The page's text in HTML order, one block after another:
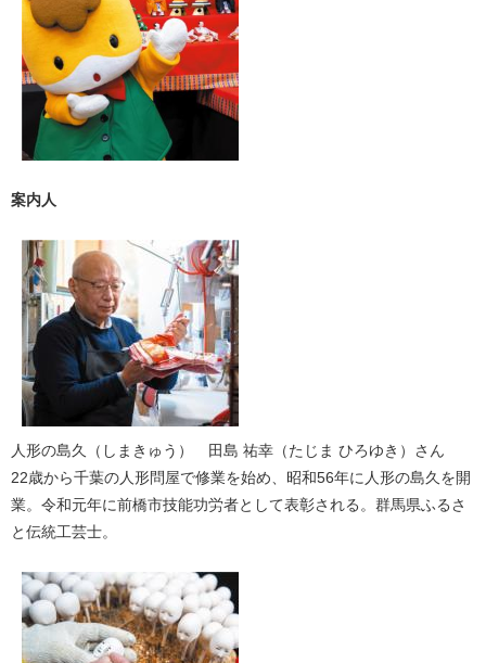
案内人
人形の島久（しまきゅう） 田島 祐幸（たじま ひろゆき）さん
22歳から千葉の人形問屋で修業を始め、昭和56年に人形の島久を開
業。令和元年に前橋市技能功労者として表彰される。群馬県ふるさ
と伝統工芸士。